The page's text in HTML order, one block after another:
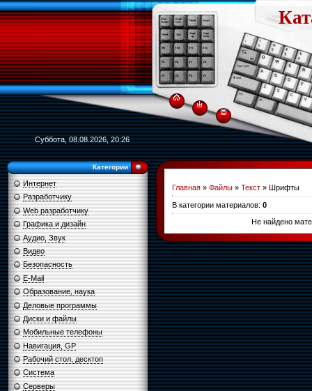
Суббота, 08.08.2026, 20:26
Категории
Интернет
Разработчику
Web разработчику
Графика и дизайн
Аудио, Звук
Видео
Безопасность
E-Mail
Образование, наука
Деловые программы
Диски и файлы
Мобильные телефоны
Навигация, GP
Рабочий стол, десктоп
Система
Серверы
Главная » Файлы » Текст » Шрифты
В категории материалов: 0
Не найдено